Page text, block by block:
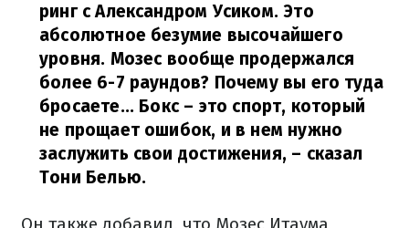
ринг с Александром Усиком. Это
абсолютное безумие высочайшего
уровня. Мозес вообще продержался
более 6-7 раундов? Почему вы его туда
бросаете... Бокс – это спорт, который
не прощает ошибок, и в нем нужно
заслужить свои достижения, – сказал
Тони Белью.